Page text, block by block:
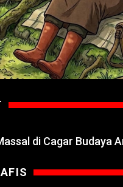
di Cagar Budaya